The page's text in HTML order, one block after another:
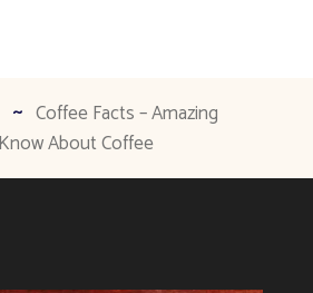
Coffee Facts – Amazing
About Coffee